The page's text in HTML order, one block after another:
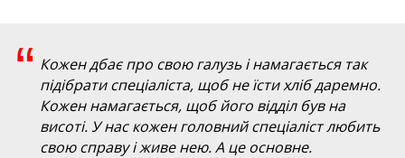
“ Кожен дбає про свою галузь і намагається так
підібрати спеціаліста, щоб не їсти хліб даремно.
Кожен намагається, щоб його відділ був на
висоті. У нас кожен головний спеціаліст любить
свою справу і живе нею. А це основне.